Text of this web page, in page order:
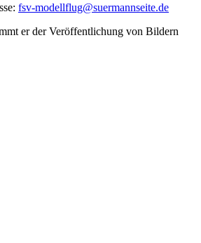
fsv-modellflug@suermannseite.de
er der Veröffentlichung von Bildern